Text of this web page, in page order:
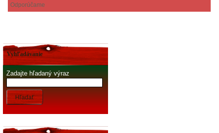
Odporúčame
Vyhľadávanie
Zadajte hľadaný výraz
Hľadať